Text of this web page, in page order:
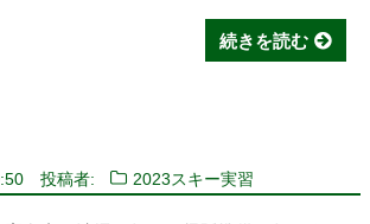
続きを読む
投稿者: 2023スキー実習